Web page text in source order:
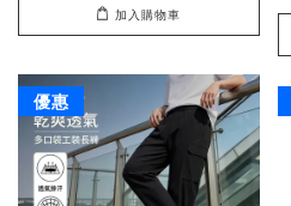
加入購物車
優惠